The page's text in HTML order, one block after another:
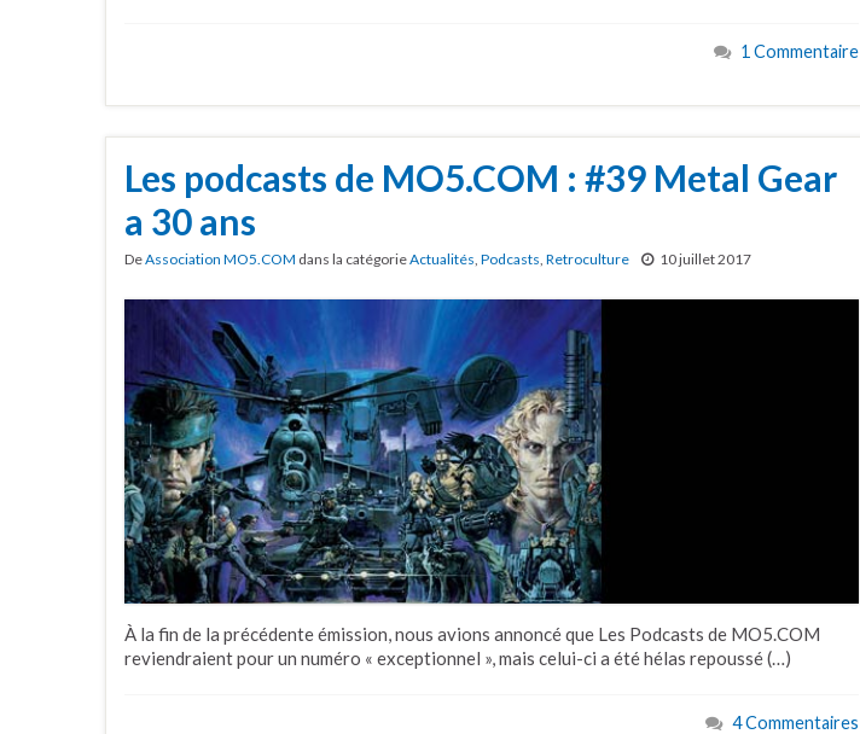
1 Commentaire
Les podcasts de MO5.COM : #39 Metal Gear
a 30 ans
DeAssociation MO5.COM dans la catégorieActualités, Podcasts, Retroculture 10 juillet 2017
À la fin de la précédente émission, nous avions annoncé que Les Podcasts de MO5.COM
reviendraient pour un numéro « exceptionnel », mais celui-ci a été hélas repoussé (…)
4 Commentaires